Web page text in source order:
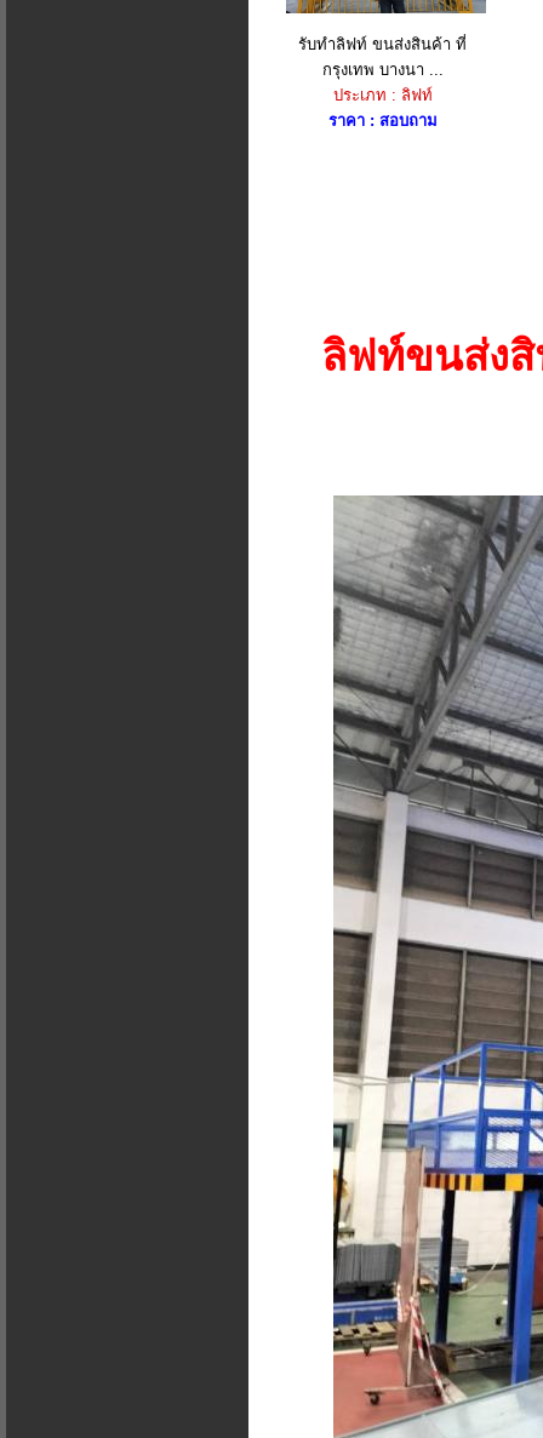
รับทำลิฟท์ ขนส่งสินค้า ที่
กรุงเทพ บางนา ...
ประเภท : ลิฟท์
ราคา : สอบถาม
ลิฟท์ขนส่ง